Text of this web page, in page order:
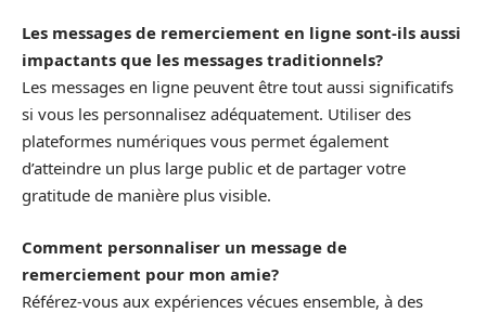
Les messages de remerciement en ligne sont-ils aussi
impactants que les messages traditionnels?
Les messages en ligne peuvent être tout aussi significatifs
si vous les personnalisez adéquatement. Utiliser des
plateformes numériques vous permet également
d’atteindre un plus large public et de partager votre
gratitude de manière plus visible.
Comment personnaliser un message de
remerciement pour mon amie?
Référez-vous aux expériences vécues ensemble, à des